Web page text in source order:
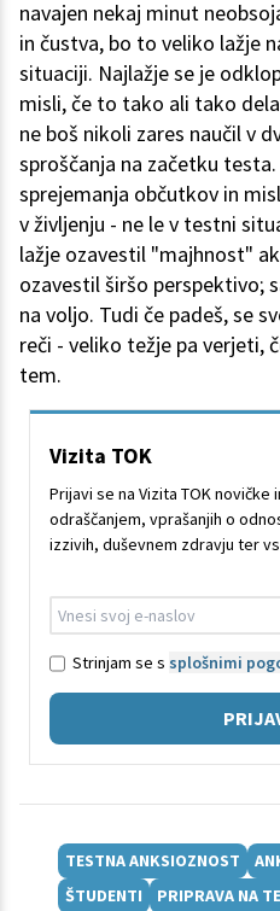
navajen nekaj minut
in čustva, bo to veliko lažje
situaciji. Najlažje se je
misli, če to tako ali tako
ne boš nikoli zares naučil v
sproščanja na začetku
sprejemanja občutkov in
v življenju - ne le v testni
lažje ozavestil "majhnost"
ozavestil širšo perspektivo;
na voljo. Tudi če padeš, se
reči - veliko težje pa verjeti,
tem.
Vizita TOK
Prijavi se na Vizita TOK
odraščanjem, vprašanjih o
izzivih, duševnem zdravju ter
Strinjam se s splošnimi
TESTNA ANKSIOZNOST
ŠTUDENTI
PRIPRAVA NA